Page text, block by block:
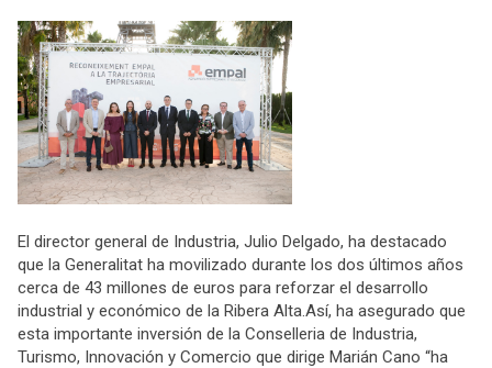
El director general de Industria, Julio Delgado, ha destacado
que la Generalitat ha movilizado durante los dos últimos años
cerca de 43 millones de euros para reforzar el desarrollo
industrial y económico de la Ribera Alta.Así, ha asegurado que
esta importante inversión de la Conselleria de Industria,
Turismo, Innovación y Comercio que dirige Marián Cano “ha